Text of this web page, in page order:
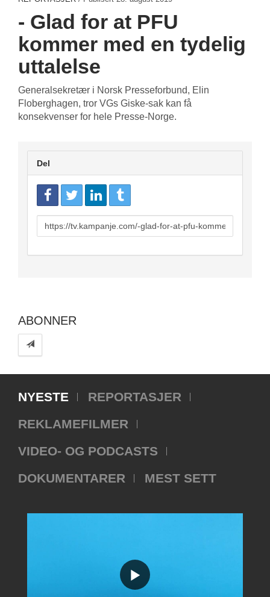
- Glad for at PFU
kommer med en tydelig
uttalelse
Generalsekretær i Norsk Presseforbund, Elin
Floberghagen, tror VGs Giske-sak kan få
konsekvenser for hele Presse-Norge.
Del
URL
to
ABONNER
NYESTE
REPORTASJER
REKLAMEFILMER
VIDEO- OG PODCASTS
DOKUMENTARER
MEST SETT